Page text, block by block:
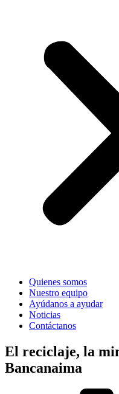
Quienes somos
Nuestro equipo
Ayúdanos a ayudar
Noticias
Contáctanos
El reciclaje, la
Bancanaima